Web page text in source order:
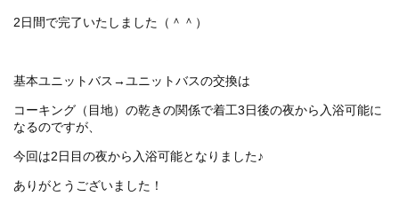
2日間で完了いたしました（＾＾）
基本ユニットバス→ユニットバスの交換は
コーキング（目地）の乾きの関係で着工3日後の夜から入浴可能に
なるのですが、
今回は2日目の夜から入浴可能となりました♪
ありがとうございました！